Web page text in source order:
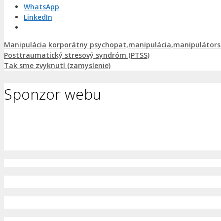
WhatsApp
LinkedIn
Kategórie
Manipulácia Značky
korporátny psychopat,manipulácia,
Posttraumatický stresový syndróm (PTSS)
Tak sme zvyknutí (zamyslenie)
Sponzor webu